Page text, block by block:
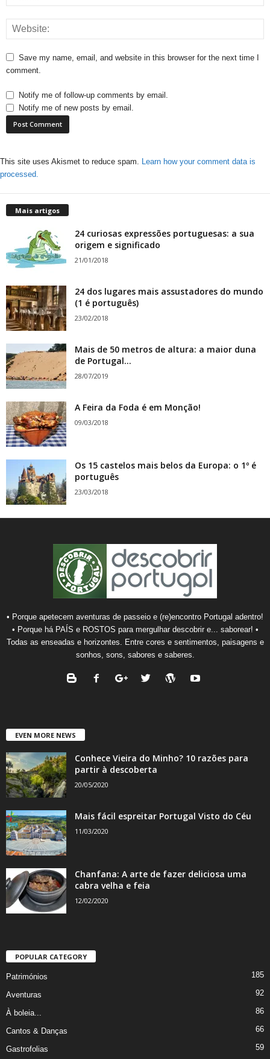
Save my name, email, and website in this browser for the next time I
comment.
Notify me of follow-up comments by email.
Notify me of new posts by email.
This site uses Akismet to reduce spam. Learn how your comment data is
processed.
Mais artigos
24 curiosas expressões portuguesas: a sua
origem e significado
21/01/2018
24 dos lugares mais assustadores do mundo
(1 é português)
23/02/2018
Mais de 50 metros de altura: a maior duna
de Portugal...
28/07/2019
A Feira da Foda é em Monção!
09/03/2018
Os 15 castelos mais belos da Europa: o 1º é
português
23/03/2018
• Porque apetecem aventuras de passeio e (re)encontro Portugal adentro!
• Porque há PAÍS e ROSTOS para mergulhar descobrir e... saborear! •
Todas as enseadas e horizontes. Entre cores e sentimentos, paisagens e
sonhos, sons, sabores e saberes.
EVEN MORE NEWS
Conhece Vieira do Minho? 10 razões para
partir à descoberta
20/05/2020
Mais fácil espreitar Portugal Visto do Céu
11/03/2020
Chanfana: A arte de fazer deliciosa uma
cabra velha e feia
12/02/2020
POPULAR CATEGORY
Patrimónios 185
Aventuras 92
À boleia... 86
Cantos & Danças 66
Gastrofolias 59